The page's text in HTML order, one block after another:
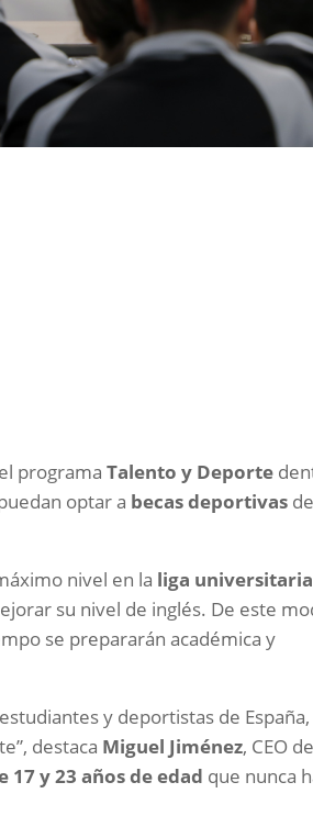
programaTalento y Deporte
optar a becas deportivas
nivel en la liga
su nivel de inglés. De este
se prepararán académica y
y deportistas de
destaca Miguel Jiménez, CEO
17 y 23 años de edad que nunca